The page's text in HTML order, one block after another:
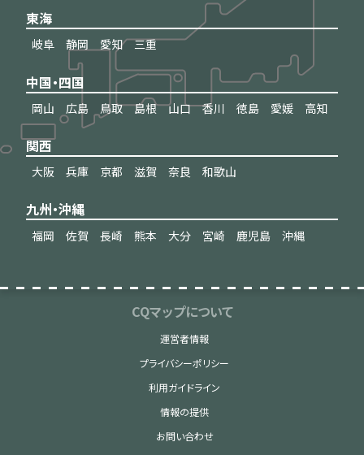
東海
岐阜 静岡 愛知 三重
中国・四国
岡山 広島 鳥取 島根 山口 香川 徳島 愛媛 高知
関西
大阪 兵庫 京都 滋賀 奈良 和歌山
九州・沖縄
福岡 佐賀 長崎 熊本 大分 宮崎 鹿児島 沖縄
CQマップについて
運営者情報
プライバシーポリシー
利用ガイドライン
情報の提供
お問い合わせ